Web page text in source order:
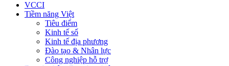
VCCI
Tiềm năng Việt
Tiêu điểm
Kinh tế số
Kinh tế địa phương
Đào tạo & Nhân lực
Công nghiệp hỗ trợ